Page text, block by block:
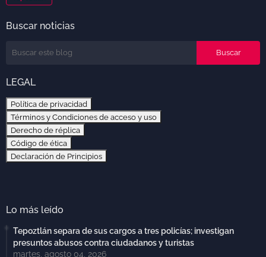
Buscar noticias
LEGAL
Política de privacidad
Términos y Condiciones de acceso y uso
Derecho de réplica
Código de ética
Declaración de Principios
Lo más leído
Tepoztlán separa de sus cargos a tres policías; investigan
presuntos abusos contra ciudadanos y turistas
martes, agosto 04, 2026